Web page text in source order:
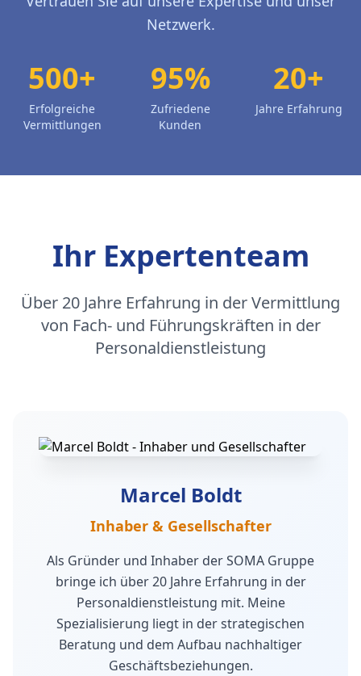
Netzwerk.
500+
Erfolgreiche
Vermittlungen
95%
Zufriedene
Kunden
20+
Jahre Erfahrung
Ihr Expertenteam
Über 20 Jahre Erfahrung in der Vermittlung
von Fach- und Führungskräften in der
Personaldienstleistung
Marcel Boldt
Inhaber & Gesellschafter
Als Gründer und Inhaber der SOMA Gruppe
bringe ich über 20 Jahre Erfahrung in der
Personaldienstleistung mit. Meine
Spezialisierung liegt in der strategischen
Beratung und dem Aufbau nachhaltiger
Geschäftsbeziehungen.